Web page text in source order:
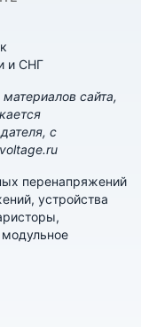
и СНГ
сайта,
с
перенапряжений
устройства